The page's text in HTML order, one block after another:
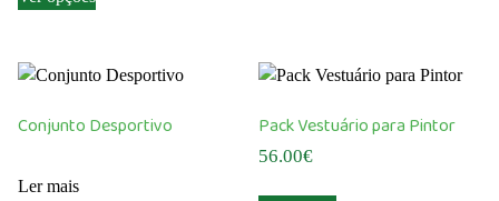
variants.
options
options
chosen
Conjunto Desportivo
Ler mais
Pack Vestuário para Pintor
56.00€